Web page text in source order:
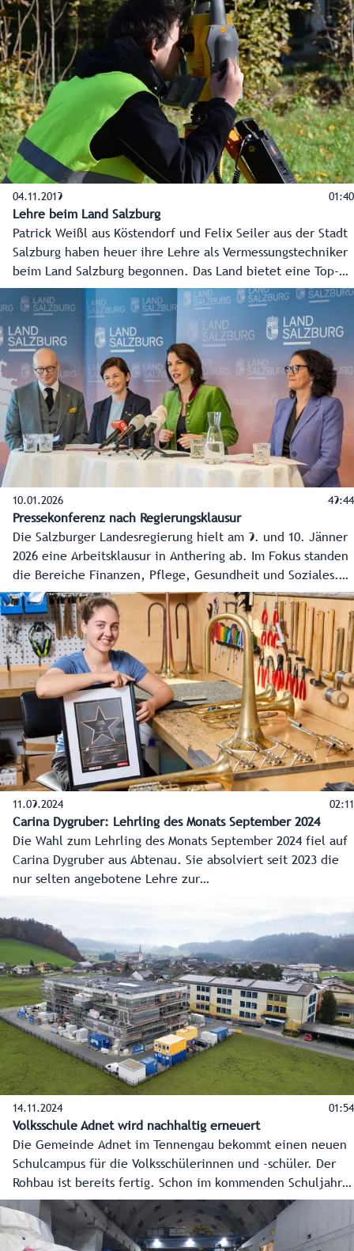
Heizkraftwerk am Hauptsitz in Wals-Siezenheim gibt das
Unternehmen ein klares Bekenntnis zum Wirtschafstandort
Salzburg und zur Energieunabhängigkeit der Region ab.
Einfachere und schnellere Behördenverfahren würden
ähnliche Investitionen am Wirtschaftsstandort stärken.
04.11.2019 01:40
Lehre beim Land Salzburg
Patrick Weißl aus Köstendorf und Felix Seiler aus der Stadt
Salzburg haben heuer ihre Lehre als Vermessungstechniker
beim Land Salzburg begonnen. Das Land bietet eine Top-
Lehrlingsausbildung in verschiedensten Bereichen.
10.01.2026 49:44
Pressekonferenz nach Regierungsklausur
Die Salzburger Landesregierung hielt am 9. und 10. Jänner
2026 eine Arbeitsklausur in Anthering ab. Im Fokus standen
die Bereiche Finanzen, Pflege, Gesundheit und Soziales.
Im Anschluss wurden die Ergebnisse im Rahmen einer
Pressekonferenz präsentiert.
11.09.2024 02:11
Carina Dygruber: Lehrling des Monats September 2024
Die Wahl zum Lehrling des Monats September 2024 fiel auf
Carina Dygruber aus Abtenau. Sie absolviert seit 2023 die
nur selten angebotene Lehre zur
Oberscheffau. Das Landes-Medienzentrum durfte ihr bei
der Ausbildung im alten und seltenen Handwerk über die
Schulter schauen, und Landesrätin Daniela Gutschi
gratulierte zur Auszeichnung. Jedes Monat zeichnen Land
Salzburg und Wirtschaftskammer Salzburg den Lehrling des
Monats aus.
14.11.2024 01:54
Volksschule Adnet wird nachhaltig erneuert
Die Gemeinde Adnet im Tennengau bekommt einen neuen
Schulcampus für die Volksschülerinnen und -schüler. Der
Rohbau ist bereits fertig. Schon im kommenden Schuljahr
2025/2026 können die Schülerinnen und Schüler aus der
Gemeinde die 13 neuen Klassenzimmer und weitere
moderne Infrastruktur nutzen. Der